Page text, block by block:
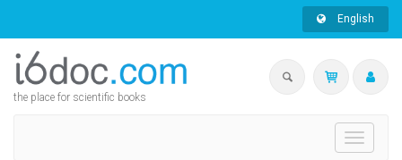
English
the place for scientific books
Toggle